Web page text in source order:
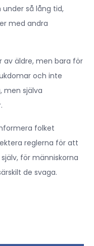
så lång tid,
med andra
av äldre, men bara för
och inte
men själva
folket
reglerna för att
för människorna
de svaga.